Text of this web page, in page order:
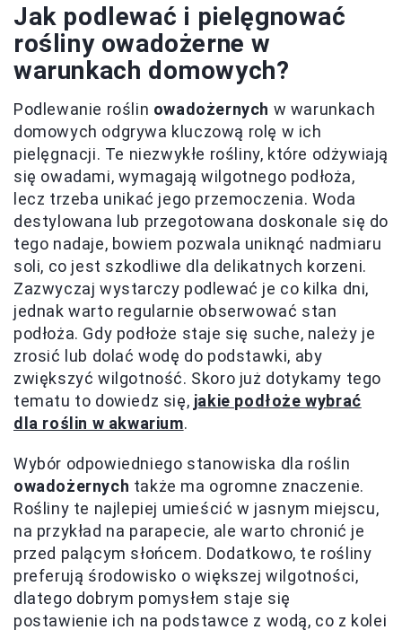
Jak podlewać i pielęgnować
rośliny owadożerne w
warunkach domowych?
Podlewanie roślin owadożernych w warunkach
domowych odgrywa kluczową rolę w ich
pielęgnacji. Te niezwykłe rośliny, które odżywiają
się owadami, wymagają wilgotnego podłoża,
lecz trzeba unikać jego przemoczenia. Woda
destylowana lub przegotowana doskonale się do
tego nadaje, bowiem pozwala uniknąć nadmiaru
soli, co jest szkodliwe dla delikatnych korzeni.
Zazwyczaj wystarczy podlewać je co kilka dni,
jednak warto regularnie obserwować stan
podłoża. Gdy podłoże staje się suche, należy je
zrosić lub dolać wodę do podstawki, aby
zwiększyć wilgotność. Skoro już dotykamy tego
tematu to dowiedz się, jakie podłoże wybrać
dla roślin w akwarium.
Wybór odpowiedniego stanowiska dla roślin
owadożernych także ma ogromne znaczenie.
Rośliny te najlepiej umieścić w jasnym miejscu,
na przykład na parapecie, ale warto chronić je
przed palącym słońcem. Dodatkowo, te rośliny
preferują środowisko o większej wilgotności,
dlatego dobrym pomysłem staje się
postawienie ich na podstawce z wodą, co z kolei